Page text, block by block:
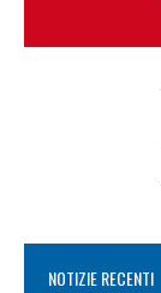
NOTIZIE RECENTI